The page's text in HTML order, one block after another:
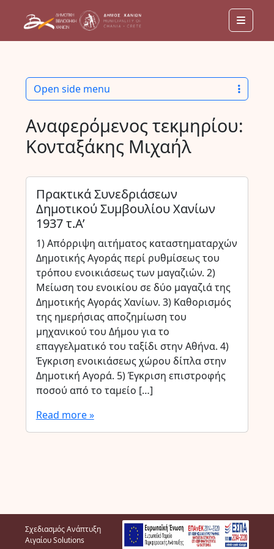
Menu
Αναφερόμενος τεκμηρίου:
Κονταξάκης Μιχαήλ
Πρακτικά Συνεδριάσεων
Δημοτικού Συμβουλίου Χανίων
1937 τ.Α’
1) Απόρριψη αιτήματος καταστηματαρχών
Δημοτικής Αγοράς περί ρυθμίσεως του
τρόπου ενοικιάσεως των μαγαζιών. 2)
Μείωση του ενοικίου σε δύο μαγαζιά της
Δημοτικής Αγοράς Χανίων. 3) Καθορισμός
της ημερήσιας αποζημίωση του
μηχανικού του Δήμου για το
επαγγελματικό του ταξίδι στην Αθήνα. 4)
Έγκριση ενοικιάσεως χώρου δίπλα στην
Δημοτική Αγορά. 5) Έγκριση επιστροφής
ποσού από το ταμείο […]
Read more »
Open side menu
Σχεδιασμός Ανάπτυξη
Αιγαίου Solutions